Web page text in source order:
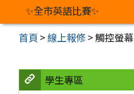
✨全市英語比賽✨
首頁 >線上報修>觸控螢幕
學生專區